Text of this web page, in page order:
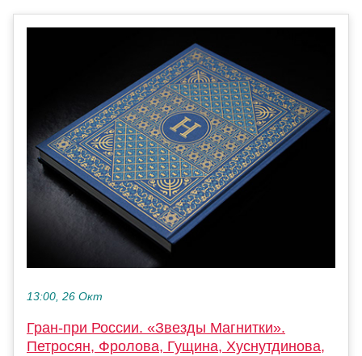
13:00, 26 Окт
Гран-при России. «Звезды Магнитки».
Петросян, Фролова, Гущина, Хуснутдинова,